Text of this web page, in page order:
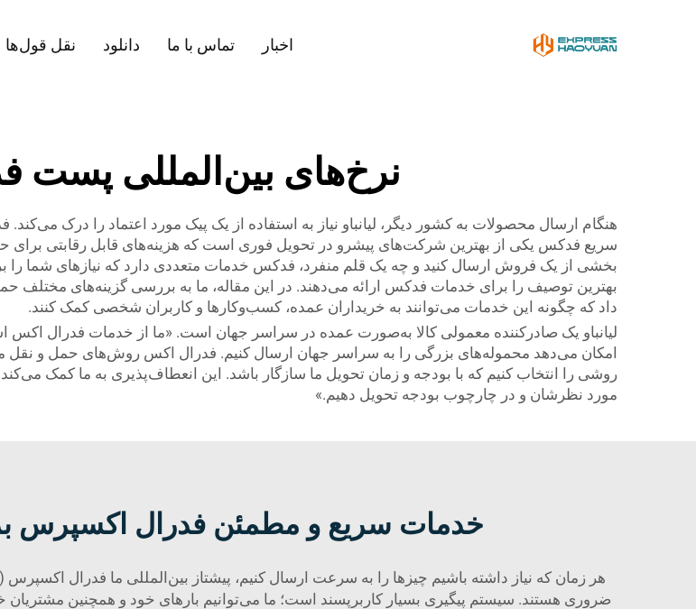
نقل قول‌ها دانلود تماس با ما اخبار
نرخ‌های بین‌المللی پست
هنگام ارسال محصولات به کشور دیگر، لیانباو نیاز به استفاده از یک پیک مورد اعتماد را درک
سریع فدکس یکی از بهترین شرکت‌های پیشرو در تحویل فوری است که هزینه‌های قابل رقابتی برای
بخشی از یک فروش ارسال کنید و چه یک قلم منفرد، فدکس خدمات متعددی دارد که نیازهای شما
بهترین توصیف را برای خدمات فدکس ارائه می‌دهند. در این مقاله، ما به بررسی گزینه‌های مختلف
داد که چگونه این خدمات می‌توانند به خریداران عمده، کسب‌وکارها و کاربران شخصی کمک کنند.
لیانباو یک صادرکننده معمولی کالا به‌صورت عمده در سراسر جهان است. «ما از خدمات فدرال اکس
امکان می‌دهد محموله‌های بزرگی را به سراسر جهان ارسال کنیم. فدرال اکس روش‌های حمل و نقل
روشی را انتخاب کنیم که با بودجه و زمان تحویل ما سازگار باشد. این انعطاف‌پذیری به ما کمک
مورد نظرشان و در چارچوب بودجه تحویل دهیم.»
خدمات سریع و مطمئن فدرال اکسپرس
هر زمان که نیاز داشته باشیم چیزها را به سرعت ارسال کنیم، پیشتاز بین‌المللی ما فدرال
ضروری هستند. سیستم پیگیری بسیار کاربرپسند است؛ ما می‌توانیم بارهای خود و همچنین